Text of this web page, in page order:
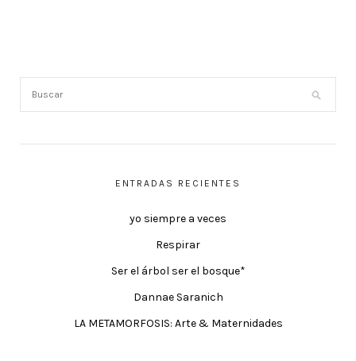
ENTRADAS RECIENTES
yo siempre a veces
Respirar
Ser el árbol ser el bosque*
Dannae Saranich
LA METAMORFOSIS: Arte & Maternidades